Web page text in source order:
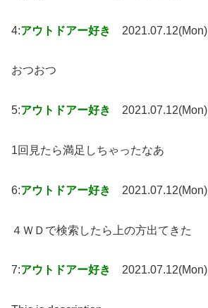
4:アウトドアー好き 2021.07.12(Mon)
おつおつ
5:アウトドアー好き 2021.07.12(Mon)
1回見たら満足しちゃったなあ
6:アウトドアー好き 2021.07.12(Mon)
４ＷＤで検索したら上の方出てきた
7:アウトドアー好き 2021.07.12(Mon)